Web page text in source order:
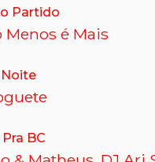
Partido
Menos é Mais
BC